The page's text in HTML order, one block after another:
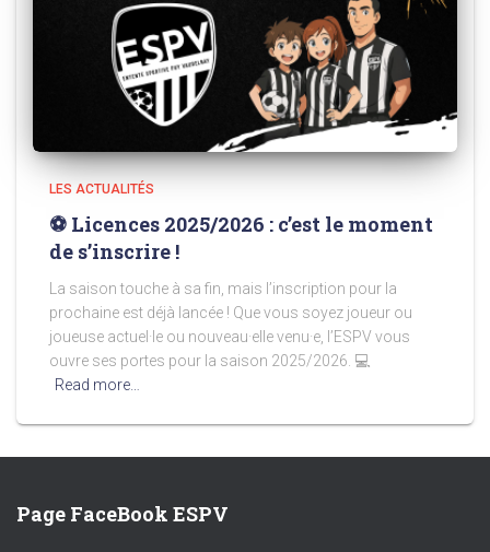
LES ACTUALITÉS
⚽ Licences 2025/2026 : c’est le moment
de s’inscrire !
La saison touche à sa fin, mais l’inscription pour la
prochaine est déjà lancée ! Que vous soyez joueur ou
joueuse actuel·le ou nouveau·elle venu·e, l’ESPV vous
ouvre ses portes pour la saison 2025/2026. 💻
Read more…
Page FaceBook ESPV